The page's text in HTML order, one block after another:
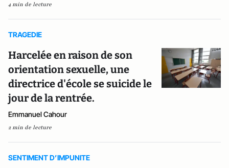
4 min de lecture
TRAGEDIE
Harcelée en raison de son
orientation sexuelle, une
directrice d'école se suicide le
jour de la rentrée.
Emmanuel Cahour
2 min de lecture
SENTIMENT D’IMPUNITE